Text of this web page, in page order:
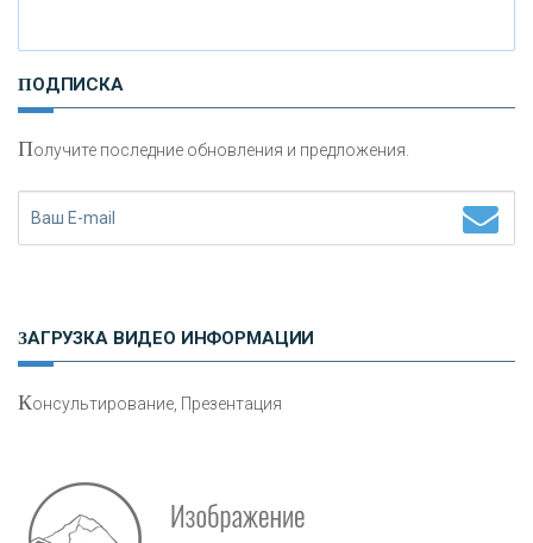
И
сохранения и увеличения капитала
ПОДПИСКА
Получите последние обновления и предложения.
ЗАГРУЗКА ВИДЕО ИНФОРМАЦИИ
Консультирование, Презентация